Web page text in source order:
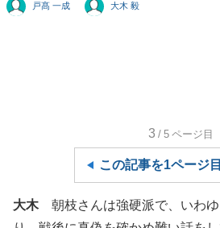
戸髙 一成 大木 毅
3 /5 ページ目
この記事を1ページ
大木朝枝さんは強硬派で、いわゆ